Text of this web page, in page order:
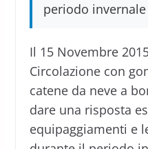
periodo
Il 15 Novembre
Circolazione con
catene da neve a
dare una risposta
equipaggiamenti e